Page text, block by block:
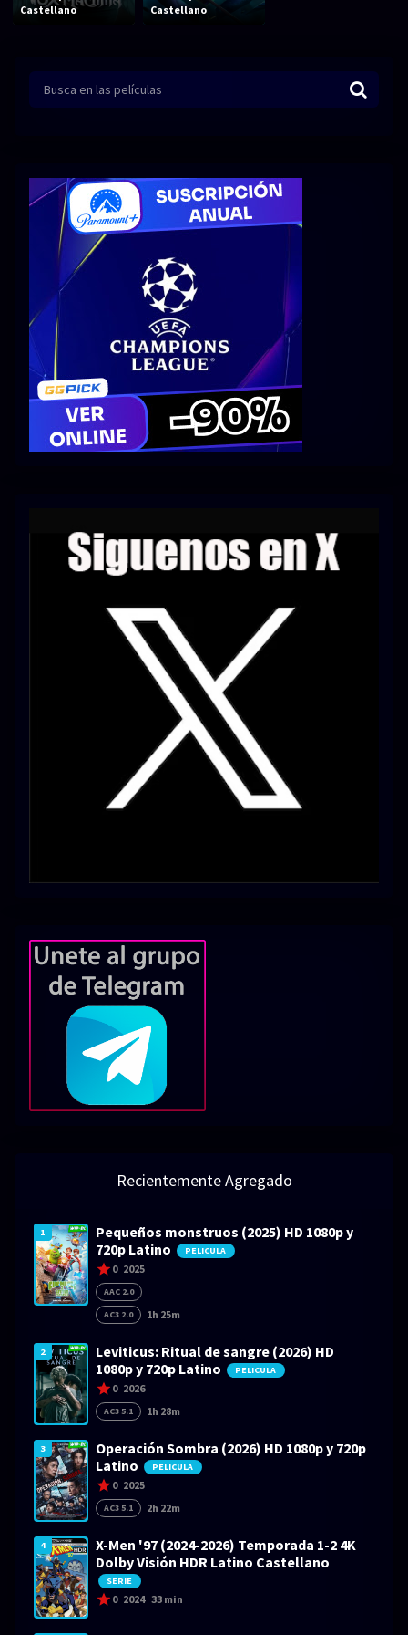
Comedia Crimen
Terror
Fantástico Romance
Bélico Thriller
Biográfico
SERIES
Series 1080p Series 4K HDR
Series 720p 2160p 4K SDR
Series 1080p 60 FPS
Castellano
Castellano
Recientemente Agregado
1
Pequeños monstruos (2025) HD 1080p y
720p Latino
PELICULA
0 2025
AAC 2.0
AC3 2.0
1h 25m
2
Leviticus: Ritual de sangre (2026) HD
1080p y 720p Latino
PELICULA
0 2026
AC3 5.1 1h 28m
3
Operación Sombra (2026) HD 1080p y 720p
Latino
PELICULA
0 2025
AC3 5.1 2h 22m
4
X-Men '97 (2024-2026) Temporada 1-2 4K
Dolby Visión HDR Latino Castellano
SERIE
0 2024 33 min